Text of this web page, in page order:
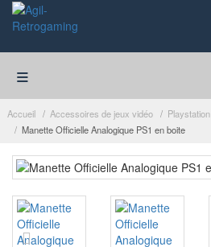
≡
Accueil Accessoires de jeux vidéo
Playstation
Manette Officielle Analogique PS1 en boite